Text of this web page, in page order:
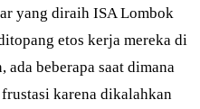
yang diraih ISA Lombok
etos kerja mereka di
ada beberapa saat dimana
karena dikalahkan